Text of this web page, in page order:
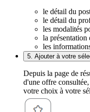
le détail du
le détail du
les modalités
la présentation
les
5. Ajouter à votre
Depuis la page de
d'une offre
votre choix à votre